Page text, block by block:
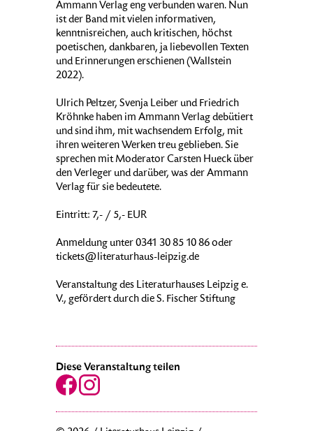
Ammann Verlag eng verbunden waren. Nun
ist der Band mit vielen informativen,
kenntnisreichen, auch kritischen, höchst
poetischen, dankbaren, ja liebevollen Texten
und Erinnerungen erschienen (Wallstein
2022).
Ulrich Peltzer, Svenja Leiber und Friedrich
Kröhnke haben im Ammann Verlag debütiert
und sind ihm, mit wachsendem Erfolg, mit
ihren weiteren Werken treu geblieben. Sie
sprechen mit Moderator Carsten Hueck über
den Verleger und darüber, was der Ammann
Verlag für sie bedeutete.
Eintritt: 7,- / 5,- EUR
Anmeldung unter 0341 30 85 10 86 oder
tickets@literaturhaus-leipzig.de
Veranstaltung des Literaturhauses Leipzig e.
V., gefördert durch die S. Fischer Stiftung
Diese Veranstaltung teilen